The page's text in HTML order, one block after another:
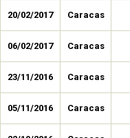
20/02/2017 Caracas
06/02/2017 Caracas
23/11/2016 Caracas
05/11/2016 Caracas